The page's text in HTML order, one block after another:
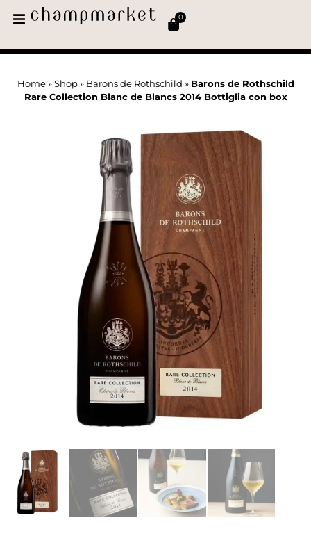
0
Home» Shop» Barons de Rothschild » Barons de Rothschild
Rare Collection Blanc de Blancs 2014 Bottiglia con box